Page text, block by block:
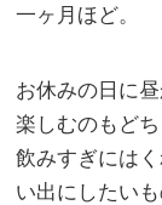
一ヶ月ほど。
お休みの日に
楽しむのもど
飲みすぎには
い出にしたいも